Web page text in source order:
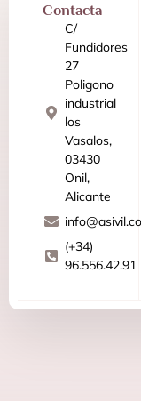
Contacta
C/
Fundidores
27
Poligono
industrial
los
Vasalos,
03430
Onil,
Alicante
(+34)
96.556.42.91